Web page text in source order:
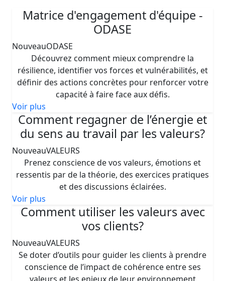
Matrice d'engagement d'équipe -
ODASE
NouveauODASE
Découvrez comment mieux comprendre la
résilience, identifier vos forces et vulnérabilités, et
définir des actions concrètes pour renforcer votre
capacité à faire face aux défis.
Voir plus
Comment regagner de l’énergie et
du sens au travail par les valeurs?
NouveauVALEURS
Prenez conscience de vos valeurs, émotions et
ressentis par de la théorie, des exercices pratiques
et des discussions éclairées.
Voir plus
Comment utiliser les valeurs avec
vos clients?
NouveauVALEURS
Se doter d’outils pour guider les clients à prendre
conscience de l’impact de cohérence entre ses